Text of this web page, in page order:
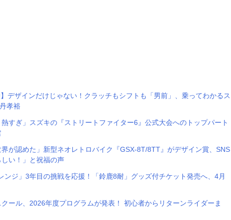
デザインだけじゃない！クラッチもシフトも「男前」、乗ってわかるス
孝裕
熱すぎ」スズキの『ストリートファイター6』公式大会へのトップパート
界が認めた」新型ネオレトロバイク『GSX-8T/8TT』がデザイン賞、SNS
い！」と祝福の声
ンジ」3年目の挑戦を応援！「鈴鹿8耐」グッズ付チケット発売へ、4月
ール、2026年度プログラムが発表！ 初心者からリターンライダーま